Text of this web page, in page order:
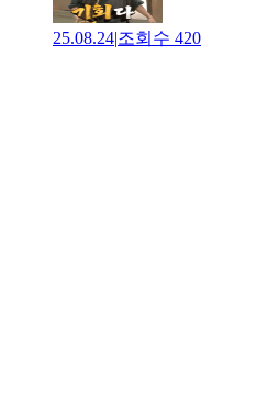
25.08.24|조회수 420